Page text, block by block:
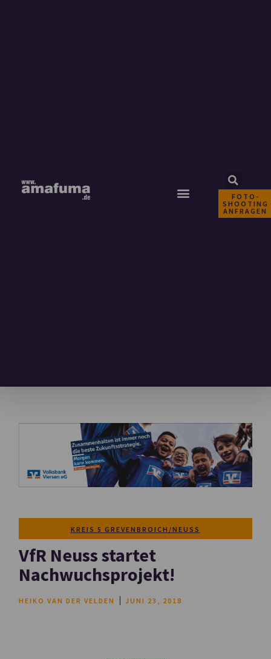
FOTO-
SHOOTING
ANFRAGEN
KREIS 5 GREVENBROICH/NEUSS
VfR Neuss startet
Nachwuchsprojekt!
HEIKO VAN DER VELDEN JUNI 23, 2018